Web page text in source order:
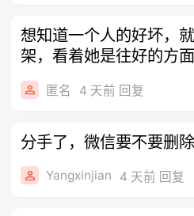
想知道一个人的好坏，
架，看着她是往好的方
试就知
匿名 4 天前 回复
分手了，微信要不要删除
Yangxinjian 4 天前 回复